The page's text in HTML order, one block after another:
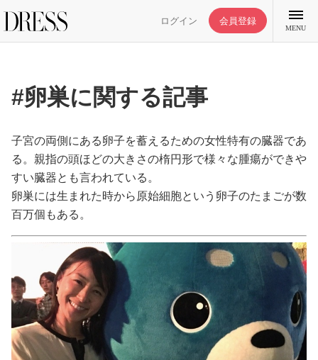
ログイン 会員登録
MENU
特集記事
DRESS部活
ライフスタイル
ファッション
恋愛/結婚/離婚
美容/健康
#卵巣に関する記事
子宮の両側にある卵子を蓄えるための女性特有の臓器であ
る。親指の頭ほどの大きさの楕円形で様々な腫瘍ができや
すい臓器とも言われている。
卵巣には生まれた時から原始細胞という卵子のたまごが数
百万個もある。